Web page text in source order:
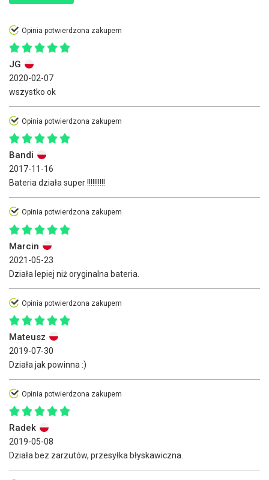
Opinia potwierdzona zakupem
JG
2020-02-07
wszystko ok
Opinia potwierdzona zakupem
Bandi
2017-11-16
Bateria działa super !!!!!!!!!!
Opinia potwierdzona zakupem
Marcin
2021-05-23
Działa lepiej niż oryginalna bateria.
Opinia potwierdzona zakupem
Mateusz
2019-07-30
Działa jak powinna :)
Opinia potwierdzona zakupem
Radek
2019-05-08
Działa bez zarzutów, przesyłka błyskawiczna.